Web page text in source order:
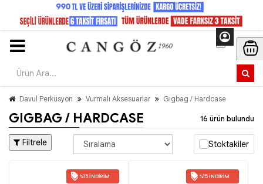
Davul Perküsyon Vurmalı Aksesuarlar Gıgbag / Hardcase
GIGBAG / HARDCASE 16 ürün bulundu
Filtrele Stoktakiler
%15 İNDIRIM %15 İNDIRIM